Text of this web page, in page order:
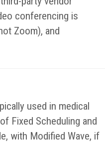
conferencing is
Zoom), and
used in medical
Fixed Scheduling and
with Modified Wave, if